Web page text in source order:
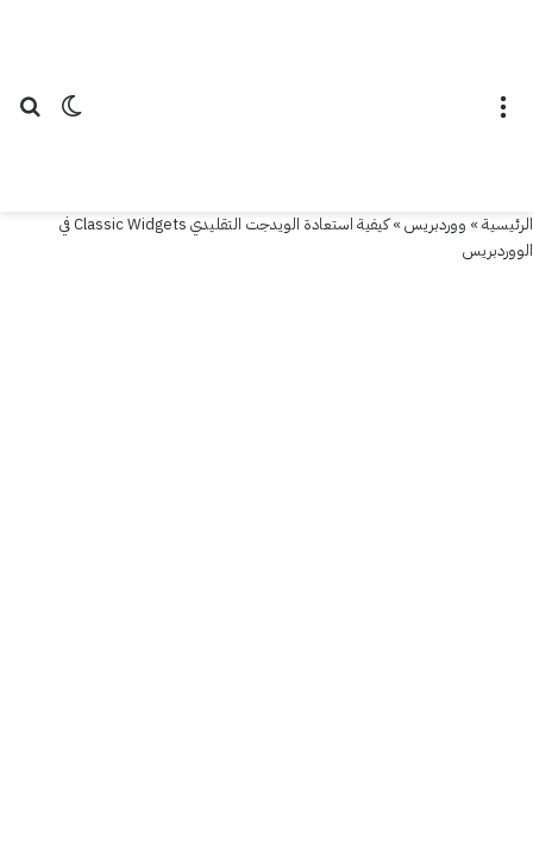
الوضع
الرئيسية» ووردبريس»
كيفية استعادة الويدجت التقليدي Classic Widgets في
الووردبريس